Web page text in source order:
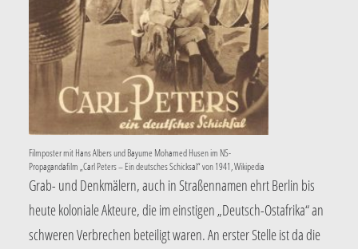
EN
Filmposter mit Hans Albers und Bayume Mohamed Husen im NS-
Propagandafilm „Carl Peters – Ein deutsches Schicksal“ von 1941, Wikipedia
Grab- und Denkmälern, auch in Straßennamen ehrt Berlin bis
heute koloniale Akteure, die im einstigen „Deutsch-Ostafrika“ an
schweren Verbrechen beteiligt waren. An erster Stelle ist da die